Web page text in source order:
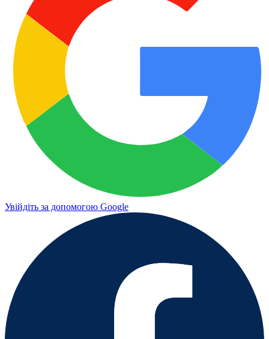
Увійдіть за допомогою Google